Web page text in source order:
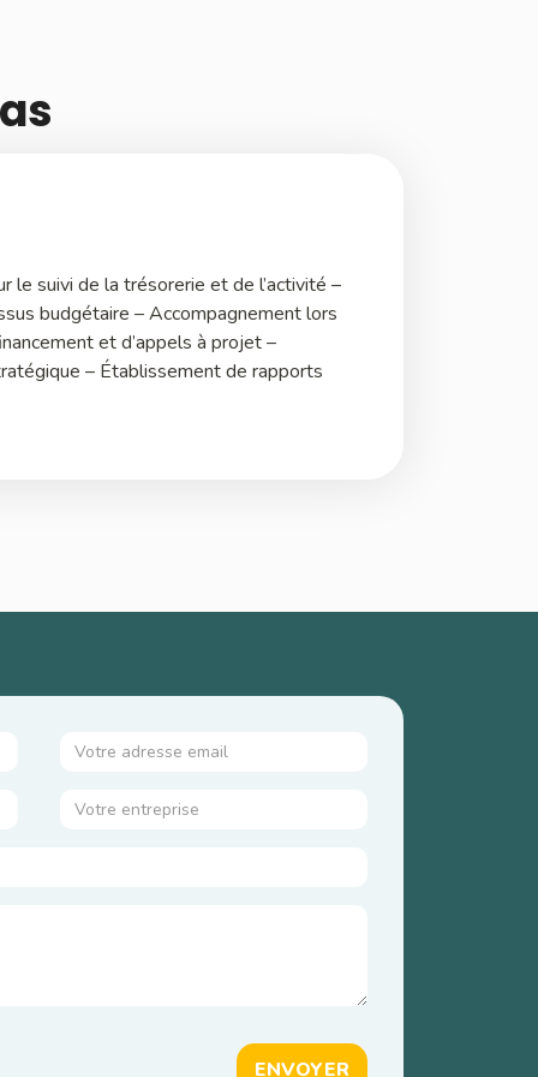
le suivi de la trésorerie et de l’activité –
budgétaire – Accompagnement lors
et d’appels à projet –
– Établissement de rapports
ENVOYER